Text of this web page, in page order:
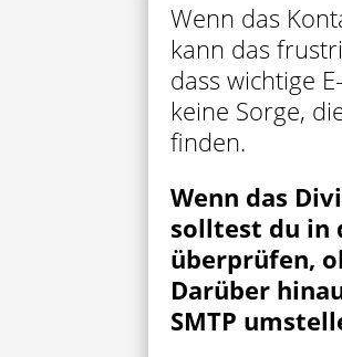
Wenn das
kann das
dass wichtige
keine Sorge,
finden.
Wenn das
solltest du in
überprüfen,
Darüber
SMTP